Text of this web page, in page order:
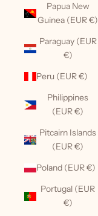
Papua New
Guinea (EUR €)
Paraguay (EUR
€)
Peru (EUR €)
Philippines
(EUR €)
Pitcairn Islands
(EUR €)
Poland (EUR €)
Portugal (EUR
€)